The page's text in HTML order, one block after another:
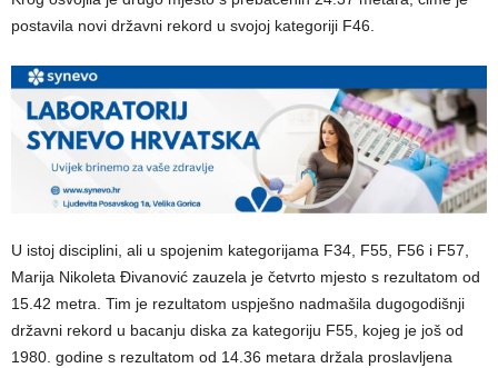
postavila novi državni rekord u svojoj kategoriji F46.
U istoj disciplini, ali u spojenim kategorijama F34, F55, F56 i F57,
Marija Nikoleta Đivanović zauzela je četvrto mjesto s rezultatom od
15.42 metra. Tim je rezultatom uspješno nadmašila dugogodišnji
državni rekord u bacanju diska za kategoriju F55, kojeg je još od
1980. godine s rezultatom od 14.36 metara držala proslavljena